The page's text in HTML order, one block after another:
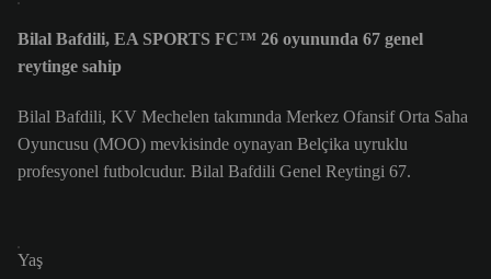
Bilal Bafdili, EA SPORTS FC™ 26 oyununda 67 genel
reytinge sahip
Bilal Bafdili, KV Mechelen takımında Merkez Ofansif Orta Saha
Oyuncusu (MOO) mevkisinde oynayan Belçika uyruklu
profesyonel futbolcudur. Bilal Bafdili Genel Reytingi 67.
Yaş